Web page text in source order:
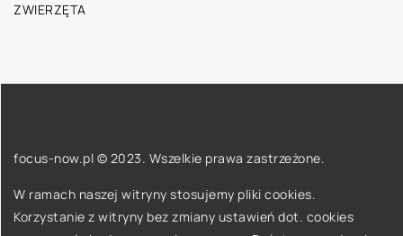
ZWIERZĘTA
focus-now.pl © 2023. Wszelkie prawa zastrzeżone.
W ramach naszej witryny stosujemy pliki cookies.
Korzystanie z witryny bez zmiany ustawień dot. cookies